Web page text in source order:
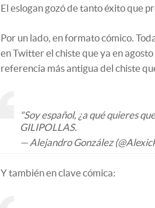
El eslogan gozó de tanto éxito que
Por un lado, en formato cómico.
en Twitter el chiste que ya en
referencia más antigua del chiste
"Soy español, ¿a qué quieres
GILIPOLLAS.
— Alejandro González
Y también en clave cómica: